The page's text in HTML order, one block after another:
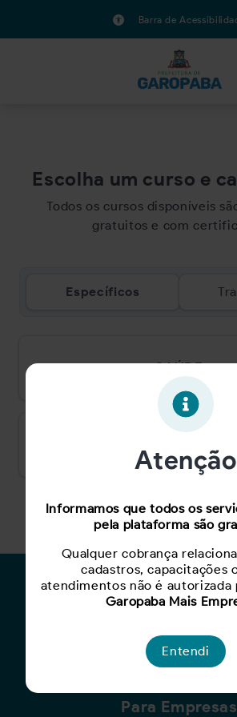
Barra de
Escolha um curso e
Todos os cursos disponíveis
gratuitos e com
Específicos
SAÚDE
Para
Cadastro de
Capacite-se
Para Empresas
Atenção
Informamos que todos os
pela plataforma são
Qualquer cobrança
cadastros, capacitações
atendimentos não é autorizada
Garopaba Mais
Entendi